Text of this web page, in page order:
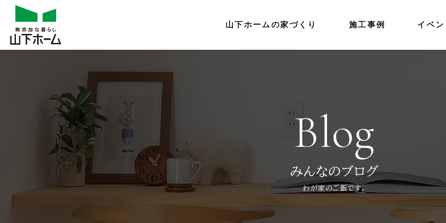
山下ホームの家づくり 施工事例 イベ
Blog
みんなのブログ
わが家のご飯です。